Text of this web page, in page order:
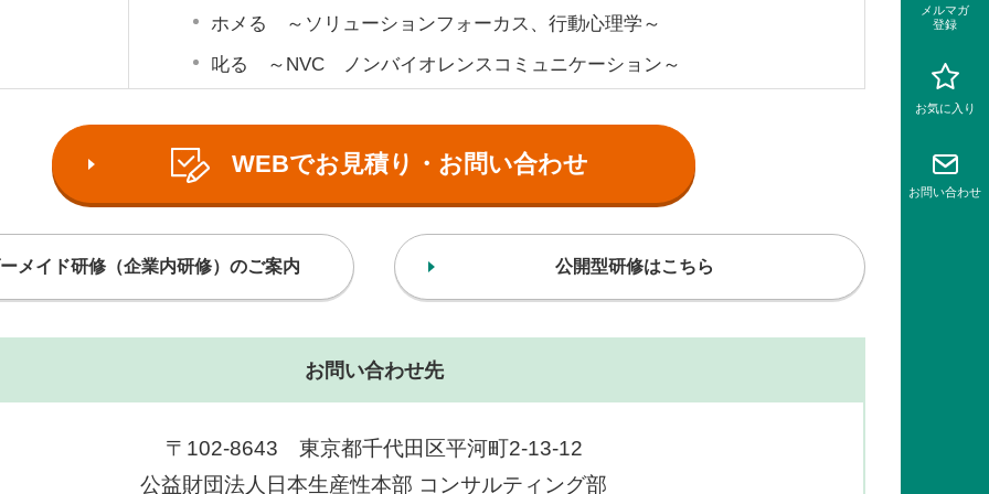
ホメる ～ソリューションフォーカス、行動心理学～
叱る ～NVC ノンバイオレンスコミュニケーション～
WEBでお見積り・お問い合わせ
メイド研修（企業内研修）のご案内 公開型研修はこちら
お問い合わせ先
〒102-8643 東京都千代田区平河町2-13-12
公益財団法人日本生産性本部 コンサルティング部
メルマガ
登録
お気に入り
お問い合わせ